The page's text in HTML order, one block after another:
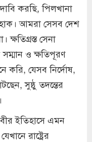
করছি, পিলখানা
আমরা সেসব দেশ
সেনা
ও ক্ষতিপূরণ
যেসব নির্দোষ,
সুষ্ঠু তদন্তের
ইতিহাসে এমন
রাষ্ট্রের